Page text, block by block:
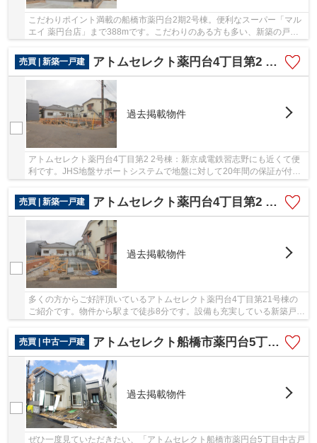
こだわりポイント満載の船橋市薬円台2期2号棟。便利なスーパー「マル
エイ 薬円台店」まで388mです。こだわりのある方も多い、新築の戸建
売買 | 新築一戸建
アトムセレクト薬円台4丁目第2 2号棟
過去掲載物件
アトムセレクト薬円台4丁目第2 2号棟：新京成電鉄習志野にも近くて便
利です。JHS地盤サポートシステムで地盤に対して20年間の保証が付い
売買 | 新築一戸建
アトムセレクト薬円台4丁目第2 1号棟
過去掲載物件
多くの方からご好評頂いているアトムセレクト薬円台4丁目第21号棟の
ご紹介です。物件から駅まで徒歩8分です。設備も充実している新築戸建
売買 | 中古一戸建
アトムセレクト船橋市薬円台5丁目中古戸建
過去掲載物件
ぜひ一度見ていただきたい、「アトムセレクト船橋市薬円台5丁目中古戸